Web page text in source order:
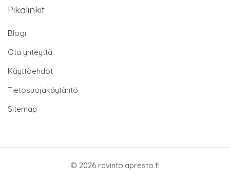
Pikalinkit
Blogi
Ota yhteyttä
Käyttöehdot
Tietosuojakäytäntö
Sitemap
© 2026 ravintolapresto.fi